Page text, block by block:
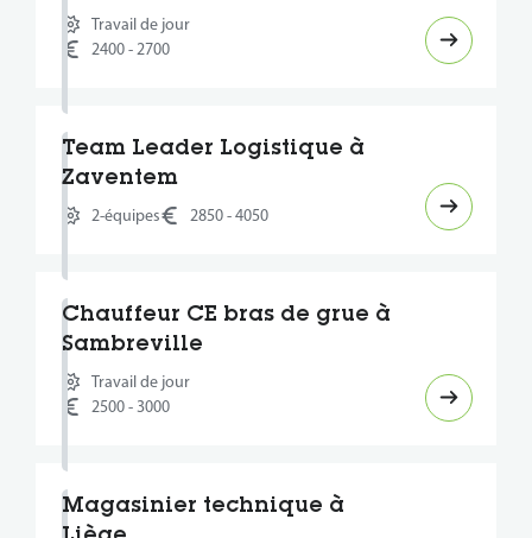
Travail de jour
2400 - 2700
Team Leader Logistique à
Zaventem
2-équipes 2850 - 4050
Chauffeur CE bras de grue à
Sambreville
Travail de jour
2500 - 3000
Magasinier technique à